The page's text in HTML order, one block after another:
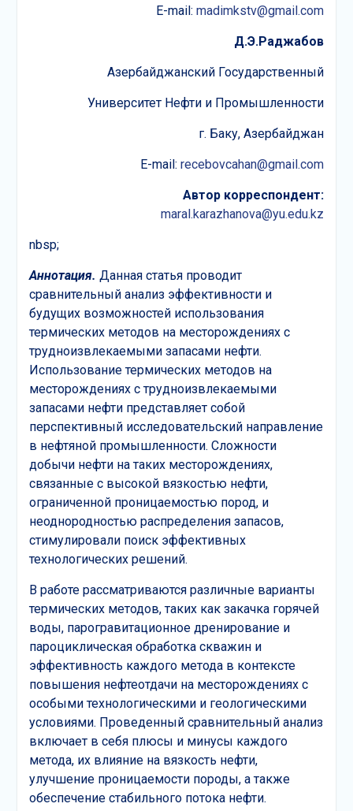
E-mail:madimkstv@gmail.com
Д.Э.Раджабов
Азербайджанский Государственный
Университет Нефти и Промышленности
г. Баку, Азербайджан
E-mail:recebovcahan@gmail.com
Автор корреспондент:
maral.karazhanova@yu.edu.kz
nbsp;
Аннотация. Данная статья проводит
сравнительный анализ эффективности и
будущих возможностей использования
термических методов на месторождениях с
трудноизвлекаемыми запасами нефти.
Использование термических методов на
месторождениях с трудноизвлекаемыми
запасами нефти представляет собой
перспективный исследовательский направление
в нефтяной промышленности. Сложности
добычи нефти на таких месторождениях,
связанные с высокой вязкостью нефти,
ограниченной проницаемостью пород, и
неоднородностью распределения запасов,
стимулировали поиск эффективных
технологических решений.
В работе рассматриваются различные варианты
термических методов, таких как закачка горячей
воды, парогравитационное дренирование и
пароциклическая обработка скважин и
эффективность каждого метода в контексте
повышения нефтеотдачи на месторождениях с
особыми технологическими и геологическими
условиями. Проведенный сравнительный анализ
включает в себя плюсы и минусы каждого
метода, их влияние на вязкость нефти,
улучшение проницаемости породы, а также
обеспечение стабильного потока нефти.